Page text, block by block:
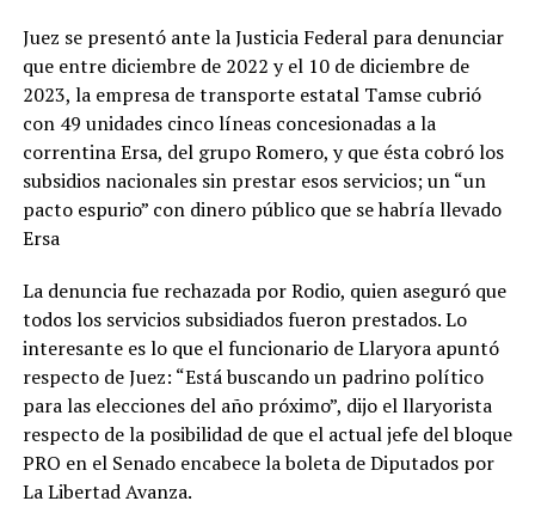
Juez se presentó ante la Justicia Federal para denunciar
que entre diciembre de 2022 y el 10 de diciembre de
2023, la empresa de transporte estatal Tamse cubrió
con 49 unidades cinco líneas concesionadas a la
correntina Ersa, del grupo Romero, y que ésta cobró los
subsidios nacionales sin prestar esos servicios; un “un
pacto espurio” con dinero público que se habría llevado
Ersa
La denuncia fue rechazada por Rodio, quien aseguró que
todos los servicios subsidiados fueron prestados. Lo
interesante es lo que el funcionario de Llaryora apuntó
respecto de Juez: “Está buscando un padrino político
para las elecciones del año próximo”, dijo el llaryorista
respecto de la posibilidad de que el actual jefe del bloque
PRO en el Senado encabece la boleta de Diputados por
La Libertad Avanza.